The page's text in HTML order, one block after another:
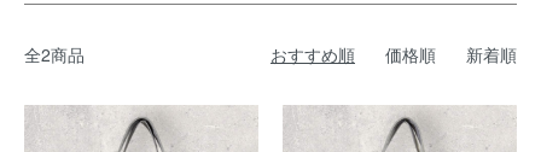
全2商品 おすすめ順 価格順 新着順